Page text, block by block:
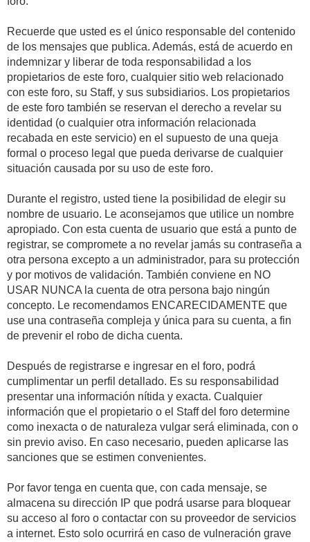
Recuerde que usted es el único responsable del contenido
de los mensajes que publica. Además, está de acuerdo en
indemnizar y liberar de toda responsabilidad a los
propietarios de este foro, cualquier sitio web relacionado
con este foro, su Staff, y sus subsidiarios. Los propietarios
de este foro también se reservan el derecho a revelar su
identidad (o cualquier otra información relacionada
recabada en este servicio) en el supuesto de una queja
formal o proceso legal que pueda derivarse de cualquier
situación causada por su uso de este foro.
Durante el registro, usted tiene la posibilidad de elegir su
nombre de usuario. Le aconsejamos que utilice un nombre
apropiado. Con esta cuenta de usuario que está a punto de
registrar, se compromete a no revelar jamás su contraseña a
otra persona excepto a un administrador, para su protección
y por motivos de validación. También conviene en NO
USAR NUNCA la cuenta de otra persona bajo ningún
concepto. Le recomendamos ENCARECIDAMENTE que
use una contraseña compleja y única para su cuenta, a fin
de prevenir el robo de dicha cuenta.
Después de registrarse e ingresar en el foro, podrá
cumplimentar un perfil detallado. Es su responsabilidad
presentar una información nítida y exacta. Cualquier
información que el propietario o el Staff del foro determine
como inexacta o de naturaleza vulgar será eliminada, con o
sin previo aviso. En caso necesario, pueden aplicarse las
sanciones que se estimen convenientes.
Por favor tenga en cuenta que, con cada mensaje, se
almacena su dirección IP que podrá usarse para bloquear
su acceso al foro o contactar con su proveedor de servicios
a internet. Esto solo ocurrirá en caso de vulneración grave